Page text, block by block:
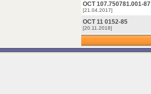
ОСТ 107.750781.001-87
[21.04.2017]
ОСТ 11 0152-85
[20.11.2018]